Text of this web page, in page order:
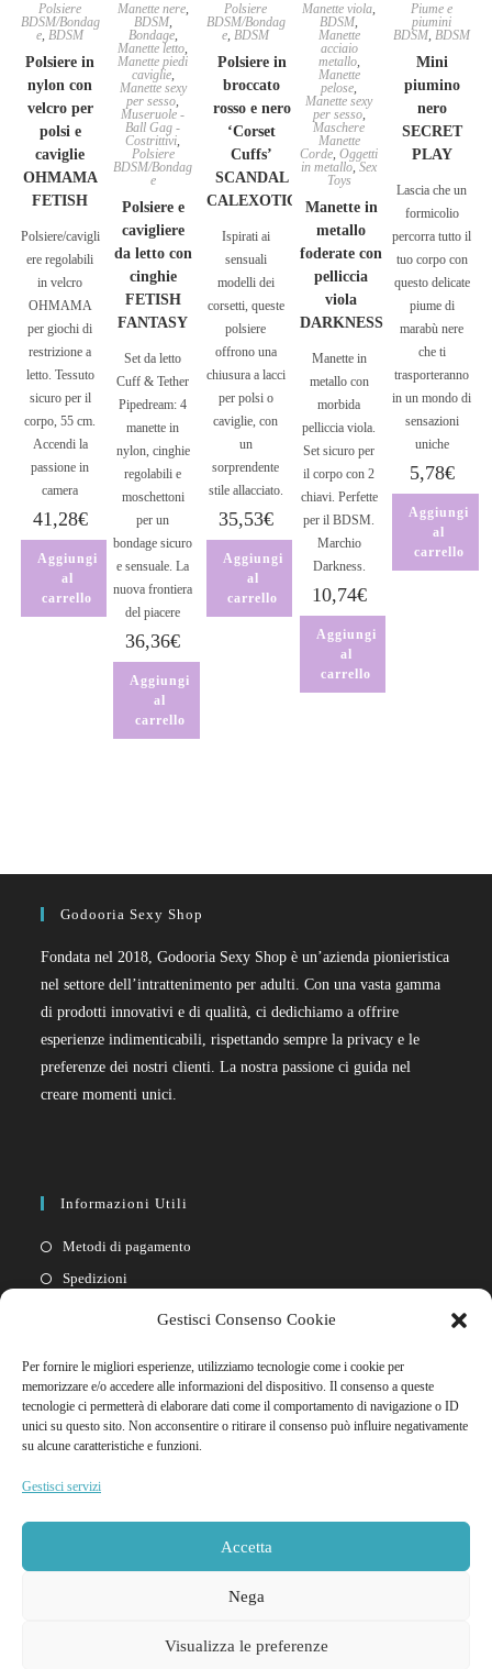
Gestisci Consenso Cookie
Per fornire le migliori esperienze, utilizziamo tecnologie come i cookie per
memorizzare e/o accedere alle informazioni del dispositivo. Il consenso a queste
tecnologie ci permetterà di elaborare dati come il comportamento di navigazione o ID
unici su questo sito. Non acconsentire o ritirare il consenso può influire negativamente
su alcune caratteristiche e funzioni.
Gestisci servizi
Accetta
Nega
Visualizza le preferenze
Polsiere
BDSM/Bondag
e,BDSM
Polsiere in
nylon con
velcro per
polsi e
caviglie
OHMAMA
FETISH
Polsiere/cavigli
ere regolabili
in velcro
OHMAMA
per giochi di
restrizione a
letto. Tessuto
sicuro per il
corpo, 55 cm.
Accendi la
passione in
camera
41,28€
Aggiungi
al
carrello
Manette nere,
BDSM,
Bondage,
Manette letto,
Manette piedi
caviglie,
Manette sexy
per sesso,
Museruole -
Ball Gag -
Costrittivi,
Polsiere
BDSM/Bondag
e
Polsiere e
cavigliere
da letto con
cinghie
FETISH
FANTASY
Set da letto
Cuff & Tether
Pipedream: 4
manette in
nylon, cinghie
regolabili e
moschettoni
per un
bondage sicuro
e sensuale. La
nuova frontiera
del piacere
36,36€
Aggiungi
al
carrello
Polsiere
BDSM/Bondag
e,BDSM
Polsiere in
broccato
rosso e nero
‘Corset
Cuffs’
SCANDAL
CALEXOTIC
Ispirati ai
sensuali
modelli dei
corsetti, queste
polsiere
offrono una
chiusura a lacci
per polsi o
caviglie, con
un
sorprendente
stile allacciato.
35,53€
Aggiungi
al
carrello
Manette viola,
BDSM,
Manette
acciaio
metallo,
Manette
pelose,
Manette sexy
per sesso,
Maschere
Manette
Corde,Oggetti
in metallo,Sex
Toys
Manette in
metallo
foderate con
pelliccia
viola
DARKNESS
Manette in
metallo con
morbida
pelliccia viola.
Set sicuro per
il corpo con 2
chiavi. Perfette
per il BDSM.
Marchio
Darkness.
10,74€
Aggiungi
al
carrello
Piume e
piumini
BDSM,BDSM
Mini
piumino
nero
SECRET
PLAY
Lascia che un
formicolio
percorra tutto il
tuo corpo con
questo delicate
piume di
marabù nere
che ti
trasporteranno
in un mondo di
sensazioni
uniche
5,78€
Aggiungi
al
carrello
Godooria Sexy Shop
Fondata nel 2018, Godooria Sexy Shop è un’azienda pionieristica
nel settore dell’intrattenimento per adulti. Con una vasta gamma
di prodotti innovativi e di qualità, ci dedichiamo a offrire
esperienze indimenticabili, rispettando sempre la privacy e le
preferenze dei nostri clienti. La nostra passione ci guida nel
creare momenti unici.
Informazioni Utili
Metodi di pagamento
Spedizioni
Cookie policy
Link Rapidi